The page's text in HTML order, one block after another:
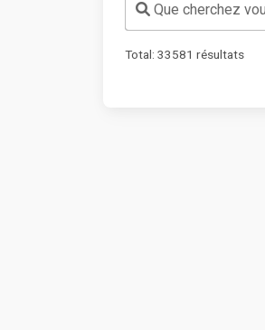
Que cherchez
Total: 33581 résultats